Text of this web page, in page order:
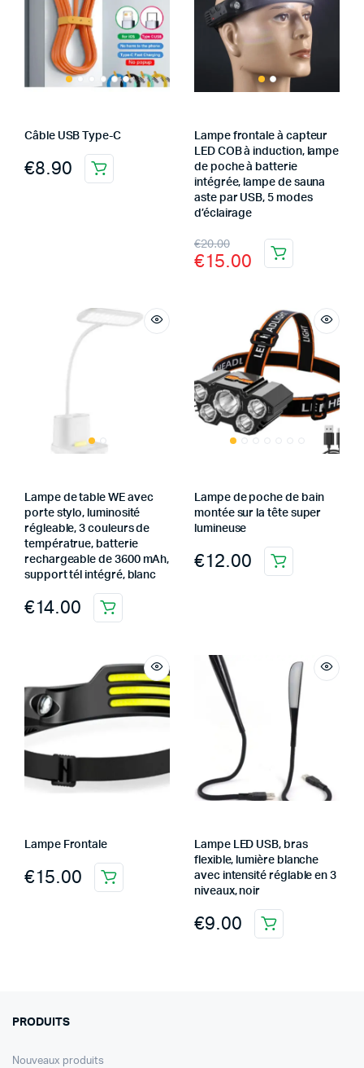
Câble USB Type-C
€8.90
Lampe frontale à capteur
LED COB à induction, lampe
de poche à batterie
intégrée, lampe de sauna
aste par USB, 5 modes
d’éclairage
€20.00
€15.00
Lampe de table WE avec
porte stylo, luminosité
régleable, 3 couleurs de
températrue, batterie
rechargeable de 3600 mAh,
support tél intégré, blanc
€14.00
Lampe de poche de bain
montée sur la tête super
lumineuse
€12.00
Lampe Frontale
€15.00
Lampe LED USB, bras
flexible, lumière blanche
avec intensité réglable en 3
niveaux, noir
€9.00
PRODUITS
Nouveaux produits